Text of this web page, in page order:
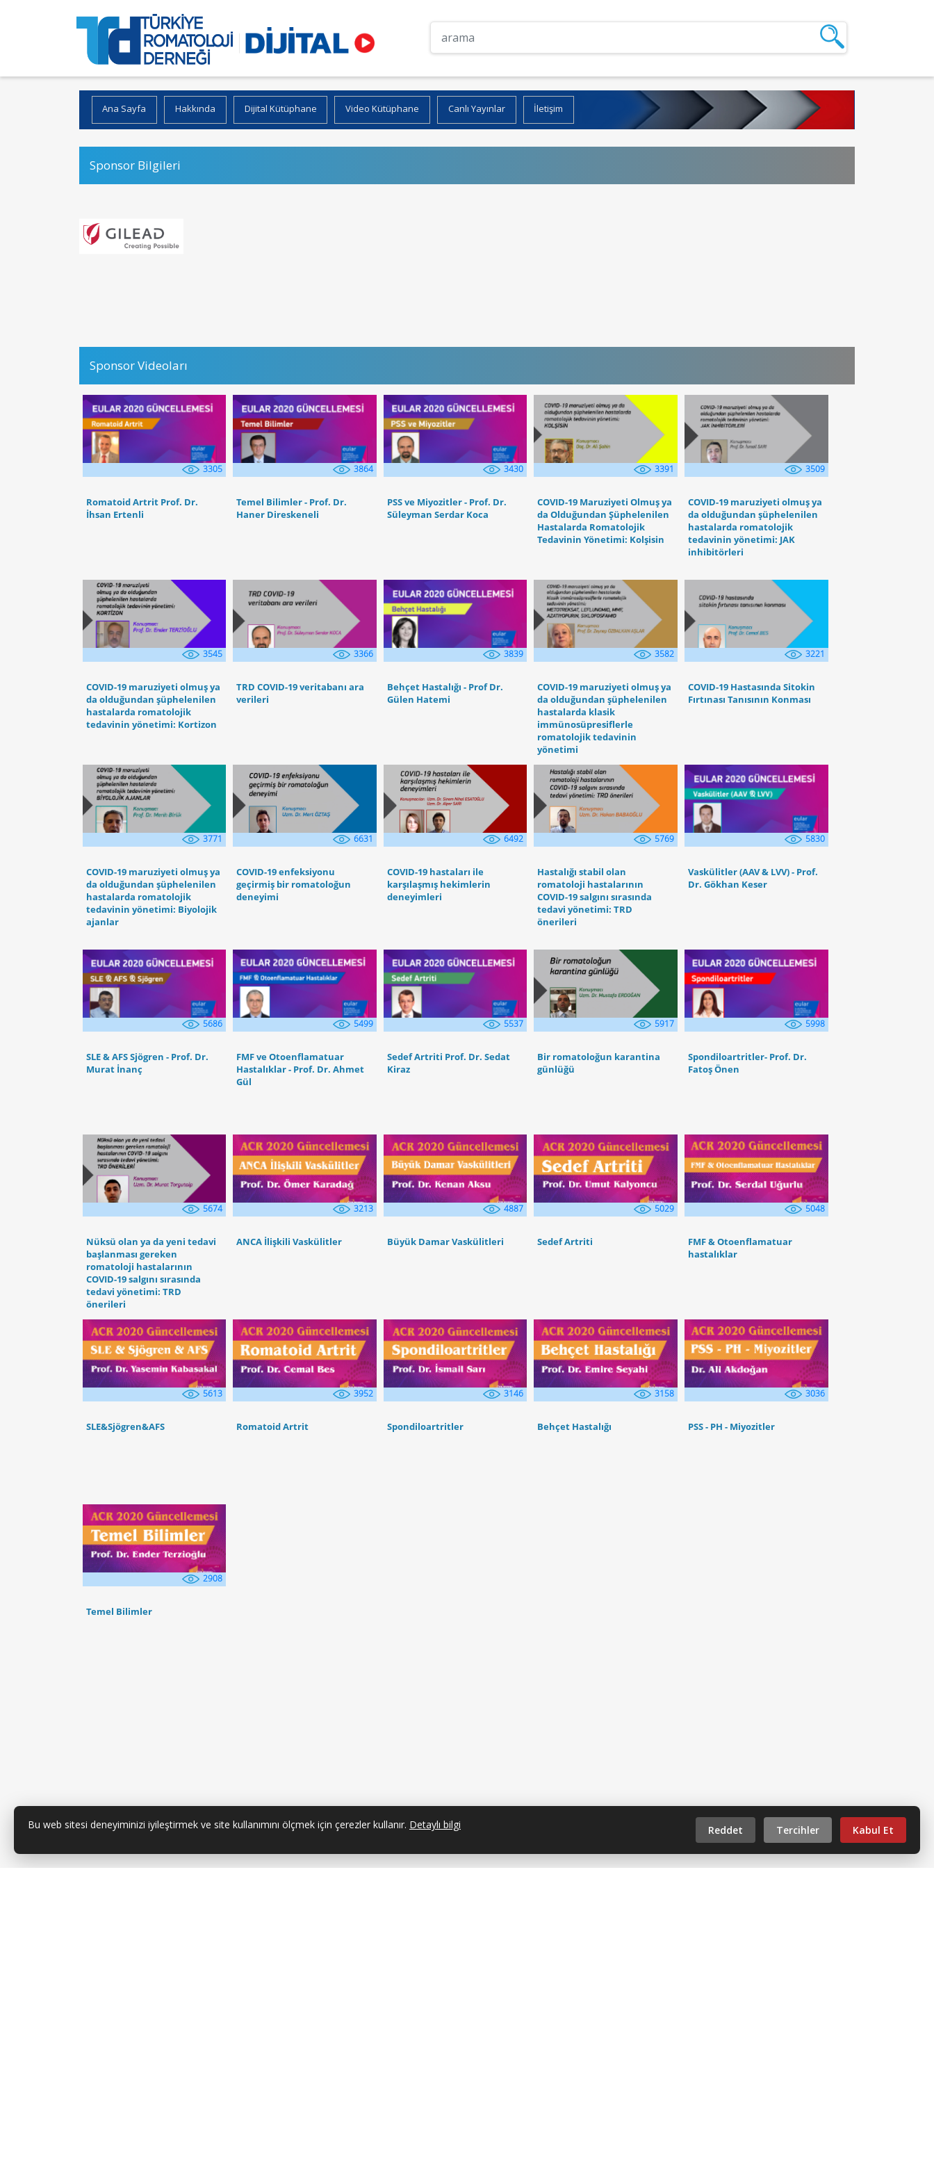
Ana Sayfa Hakkında Dijital Kütüphane Video Kütüphane Canlı Yayınlar İletişim
Sponsor Bilgileri
Sponsor Videoları
3305
Romatoid Artrit Prof. Dr.
İhsan Ertenli
3864
Temel Bilimler - Prof. Dr.
Haner Direskeneli
3430
PSS ve Miyozitler - Prof. Dr.
Süleyman Serdar Koca
3391
COVID-19 Maruziyeti Olmuş ya
da Olduğundan Şüphelenilen
Hastalarda Romatolojik
Tedavinin Yönetimi: Kolşisin
3509
COVID-19 maruziyeti olmuş ya
da olduğundan şüphelenilen
hastalarda romatolojik
tedavinin yönetimi: JAK
inhibitörleri
3545
COVID-19 maruziyeti olmuş ya
da olduğundan şüphelenilen
hastalarda romatolojik
tedavinin yönetimi: Kortizon
3366
TRD COVID-19 veritabanı ara
verileri
3839
Behçet Hastalığı - Prof Dr.
Gülen Hatemi
3582
COVID-19 maruziyeti olmuş ya
da olduğundan şüphelenilen
hastalarda klasik
immünosüpresiflerle
romatolojik tedavinin
yönetimi
3221
COVID-19 Hastasında Sitokin
Fırtınası Tanısının Konması
3771
COVID-19 maruziyeti olmuş ya
da olduğundan şüphelenilen
hastalarda romatolojik
tedavinin yönetimi: Biyolojik
ajanlar
6631
COVID-19 enfeksiyonu
geçirmiş bir romatoloğun
deneyimi
6492
COVID-19 hastaları ile
karşılaşmış hekimlerin
deneyimleri
5769
Hastalığı stabil olan
romatoloji hastalarının
COVID-19 salgını sırasında
tedavi yönetimi: TRD
önerileri
5830
Vaskülitler (AAV & LVV) - Prof.
Dr. Gökhan Keser
5686
SLE & AFS Sjögren - Prof. Dr.
Murat İnanç
5499
FMF ve Otoenflamatuar
Hastalıklar - Prof. Dr. Ahmet
Gül
5537
Sedef Artriti Prof. Dr. Sedat
Kiraz
5917
Bir romatoloğun karantina
günlüğü
5998
Spondiloartritler- Prof. Dr.
Fatoş Önen
5674
Nüksü olan ya da yeni tedavi
başlanması gereken
romatoloji hastalarının
COVID-19 salgını sırasında
tedavi yönetimi: TRD
önerileri
3213
ANCA İlişkili Vaskülitler
4887
Büyük Damar Vaskülitleri
5029
Sedef Artriti
5048
FMF & Otoenflamatuar
hastalıklar
5613
SLE&Sjögren&AFS
3952
Romatoid Artrit
3146
Spondiloartritler
3158
Behçet Hastalığı
3036
PSS - PH - Miyozitler
2908
Temel Bilimler
Reddet Tercihler Kabul Et
Bu web sitesi deneyiminizi iyileştirmek ve site kullanımını ölçmek için çerezler kullanır. Detaylı bilgi